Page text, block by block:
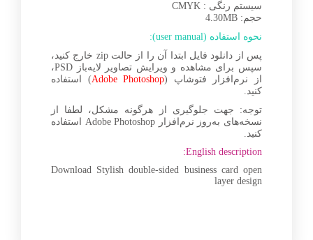
سیستم رنگی : CMYK
حجم: 4.30MB
نحوه استفاده (user manual):
پس از دانلود فایل ابتدا آن را از حالت zip خارج کنید،
سپس برای مشاهده و ویرایش تصاویر لایه‌باز PSD،
از نرم‌افزار فتوشاپ (Adobe Photoshop) استفاده
کنید.
توجه: جهت جلوگیری از هرگونه مشکل، لطفا از
نسخه‌های به‌روز نرم‌افزار Adobe Photoshop استفاده
کنید.
English description:
Download Stylish double-sided business card open
layer design